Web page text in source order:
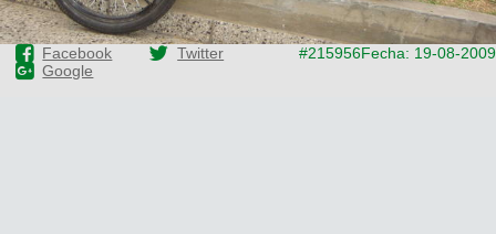
Facebook
Twitter
Google
#215956Fecha: 19-08-2009